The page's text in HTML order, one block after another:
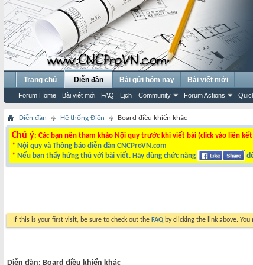
Trang chủ Diễn đàn
Forum Home Bài viết mới FAQ Lịch Community Forum Actions
Bài gửi hôm nay Bài viết mới
Diễn đàn Hệ thống Điện Board điều khiển khác
Chú ý: Các bạn nên tham khảo Nội quy trước khi viết bài (click vào liên
* Nội quy và Thông báo diễn đàn CNCProVN.com
* Nếu bạn thấy hứng thú với bài viết. Hãy dùng chức năng
If this is your first visit, be sure to check out the FAQ by clicking the link above. You
Diễn đàn: Board điều khiển khác